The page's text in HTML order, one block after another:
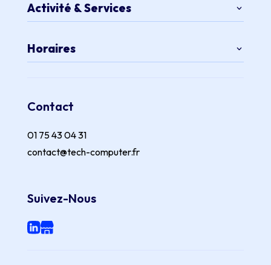
Activité & Services
Horaires
Contact
01 75 43 04 31
contact@tech-computer.fr
Suivez-Nous